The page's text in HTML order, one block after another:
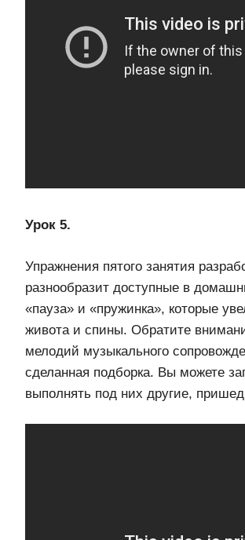
Урок 5.
Упражнения пятого занятия
разнообразит доступные в
«пауза» и «пружинка», которые
живота и спины. Обратите
мелодий музыкального
сделанная подборка. Вы можете
выполнять под них другие,